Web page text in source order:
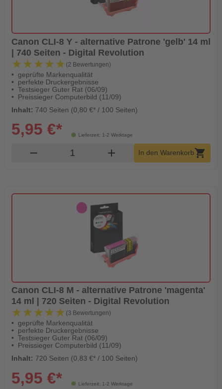
Canon CLI-8 Y - alternative Patrone 'gelb' 14 ml
| 740 Seiten - Digital Revolution
★★★★★
★★★★★ (2 Bewertungen)
geprüfte Markenqualität
perfekte Druckergebnisse
Testsieger Guter Rat (06/09)
Preissieger Computerbild (11/09)
Inhalt: 740 Seiten (0,80 €* / 100 Seiten)
Lieferzeit: 1-2 Werktage
5,95 €*
remove Produkt Warenkorb Menge
add In den Warenkorbshopping_cart
Canon CLI-8 M - alternative Patrone 'magenta'
14 ml | 720 Seiten - Digital Revolution
★★★★★
★★★★★ (3 Bewertungen)
geprüfte Markenqualität
perfekte Druckergebnisse
Testsieger Guter Rat (06/09)
Preissieger Computerbild (11/09)
Inhalt: 720 Seiten (0,83 €* / 100 Seiten)
Lieferzeit: 1-2 Werktage
5,95 €*